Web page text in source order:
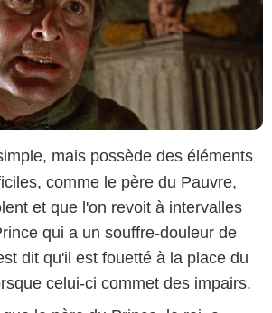
mais possède des éléments
comme le père du Pauvre,
et que l'on revoit à intervalles
qui a un souffre-douleur de
dit qu'il est fouetté à la place du
celui-ci commet des impairs.